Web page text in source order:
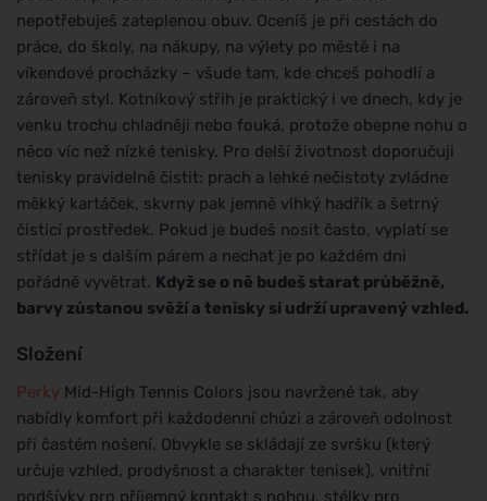
nepotřebuješ zateplenou obuv. Oceníš je při cestách do
práce, do školy, na nákupy, na výlety po městě i na
víkendové procházky – všude tam, kde chceš pohodlí a
zároveň styl. Kotníkový střih je praktický i ve dnech, kdy je
venku trochu chladněji nebo fouká, protože obepne nohu o
něco víc než nízké tenisky. Pro delší životnost doporučuji
tenisky pravidelně čistit: prach a lehké nečistoty zvládne
měkký kartáček, skvrny pak jemně vlhký hadřík a šetrný
čisticí prostředek. Pokud je budeš nosit často, vyplatí se
střídat je s dalším párem a nechat je po každém dni
pořádně vyvětrat. Když se o ně budeš starat průběžně,
barvy zůstanou svěží a tenisky si udrží upravený vzhled.
Složení
Perky Mid-High Tennis Colors jsou navržené tak, aby
nabídly komfort při každodenní chůzi a zároveň odolnost
při častém nošení. Obvykle se skládají ze svršku (který
určuje vzhled, prodyšnost a charakter tenisek), vnitřní
podšívky pro příjemný kontakt s nohou, stélky pro